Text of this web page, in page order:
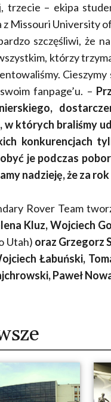
trzecie – ekipa
z Missouri University
szczęśliwi, że
którzy
fanpage’u. –
w których braliśmy
konkurencjach
je podczas
nadzieję, że za
Rover Team
Kluz, Wojciech
Utah) oraz Grzegorz
Łabuński,
Paweł